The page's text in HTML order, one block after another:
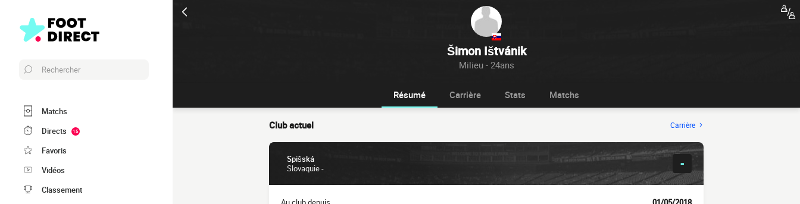
Šimon Ištvánik
Milieu - 24ans
Rechercher
Matchs
Directs
15
Favoris
Vidéos
Classement
Résumé Carrière Stats Matchs
Club actuel Carrière
Spišská
Slovaquie -
-